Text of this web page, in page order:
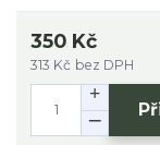
350 Kč
313 Kč bez DPH